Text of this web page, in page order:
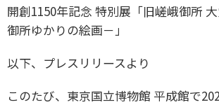
開創1150年記念 特別展「旧嵯峨御所
御所ゆかりの絵画－」
以下、プレスリリースより
このたび、東京国立博物館 平成館で